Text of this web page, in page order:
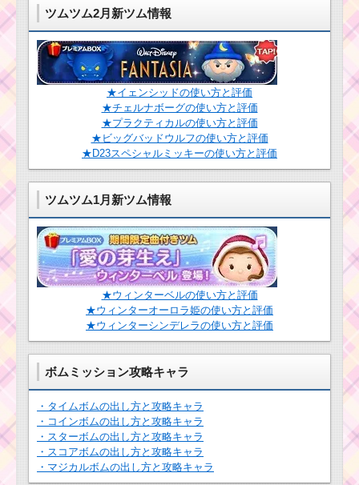
ツムツム9月新ツムの
ジャスミン･アラジン･
ジーニーが確率アッ
プ！入手するなら今が
チャンス
ツムツム8月期間限定
ツムのトリトン王とロ
マンスアリエルの確率
1月1日に新ツム クラ
リス追加＆日替わり確
率アップの正月イベン
ト
2016年8月！セレクト
クラッシュ
ツムツム10月新ツム
のマレフィセント･ロッ
ツォ･ランドールが確率
アップ！入手するなら
ツムツム2月新ツム情報
★イェンシッドの使い方と評価
★チェルナボーグの使い方と評価
★プラクティカルの使い方と評価
★ビッグバッドウルフの使い方と評価
★D23スペシャルミッキーの使い方と評価
ツムツム1月新ツム情報
★ウィンターベルの使い方と評価
★ウィンターオーロラ姫の使い方と評価
★ウィンターシンデレラの使い方と評価
ボムミッション攻略キャラ
・タイムボムの出し方と攻略キャラ
・コインボムの出し方と攻略キャラ
・スターボムの出し方と攻略キャラ
・スコアボムの出し方と攻略キャラ
・マジカルボムの出し方と攻略キャラ